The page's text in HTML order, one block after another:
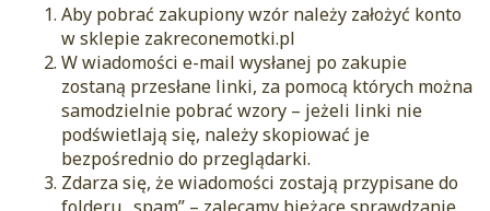
Aby pobrać zakupiony wzór należy założyć konto
w sklepie zakreconemotki.pl
W wiadomości e-mail wysłanej po zakupie
zostaną przesłane linki, za pomocą których można
samodzielnie pobrać wzory – jeżeli linki nie
podświetlają się, należy skopiować je
bezpośrednio do przeglądarki.
Zdarza się, że wiadomości zostają przypisane do
folderu „spam” – zalecamy bieżące sprawdzanie